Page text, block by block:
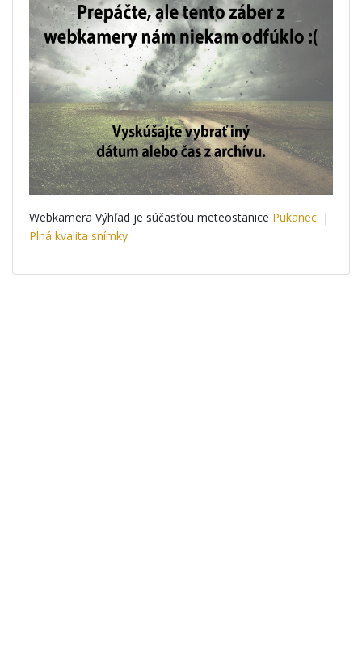
Webkamera Výhľad je súčasťou meteostanice Pukanec. |
Plná kvalita snímky